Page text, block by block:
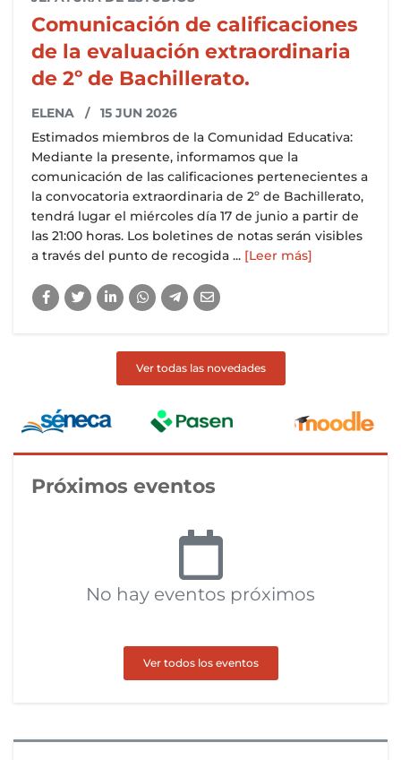
Comunicación de calificaciones
de la evaluación extraordinaria
de 2º de Bachillerato.
ELENA / 15 JUN 2026
Estimados miembros de la Comunidad Educativa:
Mediante la presente, informamos que la
comunicación de las calificaciones pertenecientes a
la convocatoria extraordinaria de 2º de Bachillerato,
tendrá lugar el miércoles día 17 de junio a partir de
las 21:00 horas. Los boletines de notas serán visibles
a través del punto de recogida ... [Leer más]
Ver todas las novedades
Próximos eventos
No hay eventos próximos
Ver todos los eventos